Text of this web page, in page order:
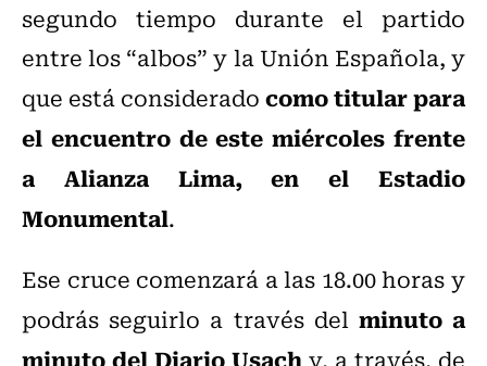
segundo tiempo durante el partido
entre los “albos” y la Unión Española, y
que está consideradocomo titular para
el encuentro de este miércoles frente
a Alianza Lima, en el Estadio
Monumental.
Ese cruce comenzará a las 18.00 horas y
podrás seguirlo a través del minuto a
minuto del Diario Usach y, a través, de